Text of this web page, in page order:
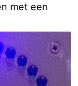
met een